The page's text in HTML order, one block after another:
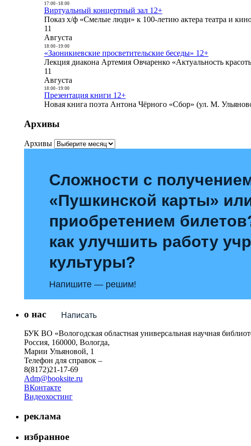
17:00- 18:00
Виртуальный концертный зал 12+
Показ х/ф «Смелые люди» к 100-летию актера театра и
11
Августа
18:00- 19:00
«Заоникиевские просветительские беседы» 12+
Лекция диакона Артемия Овчаренко «Актуальность
11
Августа
18:00- 19:00
Презентация книги 12+
Новая книга поэта Антона Чёрного «Сбор» (ул. М.
Архивы
Архивы
Сложности с
«Пушкинской карты»
приобретением
как улучшить работу
культуры?
Напишите — решим!
Написать
о нас
БУК ВО «Вологодская областная универсальная научная
Россия, 160000, Вологда,
Марии Ульяновой, 1
Телефон для справок –
8(8172)21-17-69
Adm@booksite.ru
ВКонтакте
Видеохостинг
реклама
избранное